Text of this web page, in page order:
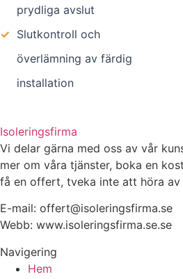
prydliga avslut
✓ Slutkontroll och
överlämning av färdig
installation
Isoleringsfirma
Vi delar gärna med oss av vår
mer om våra tjänster, boka en
få en offert, tveka inte att höra av
E-mail: offert@isoleringsfirma.se
Webb: www.isoleringsfirma.se.se
Navigering
Hem